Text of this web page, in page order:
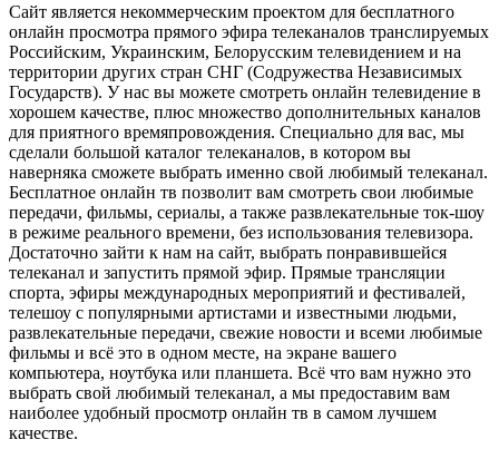
Сайт является некоммерческим проектом для бесплатного
онлайн просмотра прямого эфира телеканалов транслируемых
Российским, Украинским, Белорусским телевидением и на
территории других стран СНГ (Содружества Независимых
Государств). У нас вы можете смотреть онлайн телевидение в
хорошем качестве, плюс множество дополнительных каналов
для приятного времяпровождения. Специально для вас, мы
сделали большой каталог телеканалов, в котором вы
наверняка сможете выбрать именно свой любимый телеканал.
Бесплатное онлайн тв позволит вам смотреть свои любимые
передачи, фильмы, сериалы, а также развлекательные ток-шоу
в режиме реального времени, без использования телевизора.
Достаточно зайти к нам на сайт, выбрать понравившейся
телеканал и запустить прямой эфир. Прямые трансляции
спорта, эфиры международных мероприятий и фестивалей,
телешоу с популярными артистами и известными людьми,
развлекательные передачи, свежие новости и всеми любимые
фильмы и всё это в одном месте, на экране вашего
компьютера, ноутбука или планшета. Всё что вам нужно это
выбрать свой любимый телеканал, а мы предоставим вам
наиболее удобный просмотр онлайн тв в самом лучшем
качестве.